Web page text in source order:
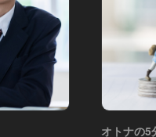
オトナの5